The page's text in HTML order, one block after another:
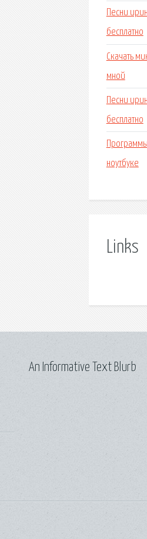
Песни
бесплатно
Скачать
мной
Песни
бесплатно
ноутбуке
Links
An Informative Text Blurb